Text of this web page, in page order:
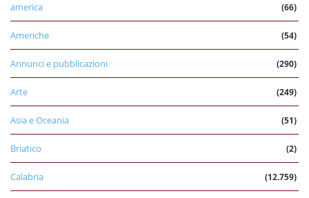
america (66)
Americhe (54)
Annunci e pubblicazioni (290)
Arte (249)
Asia e Oceania (51)
Briatico (2)
Calabria (12.759)